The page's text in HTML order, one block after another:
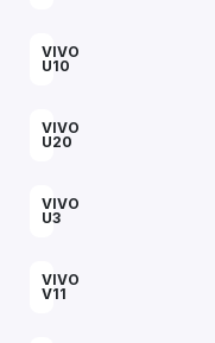
VIVO
U10
VIVO
U20
VIVO
U3
VIVO
V11